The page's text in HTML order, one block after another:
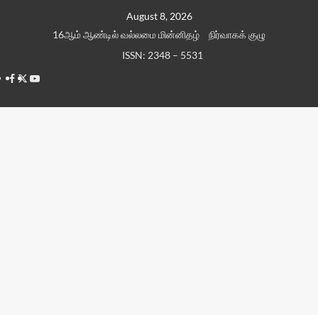
August 8, 2026
16ஆம் ஆண்டில் வல்லமை மின்னிதழ்
நிர்வாகக் குழு
ISSN: 2348 – 5531
Facebook
TwitterYoutube